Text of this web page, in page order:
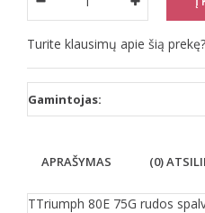
Turite klausimų apie šią prekę?
Gamintojas:
APRAŠYMAS (0)
TTriumph 80E 75G rudos